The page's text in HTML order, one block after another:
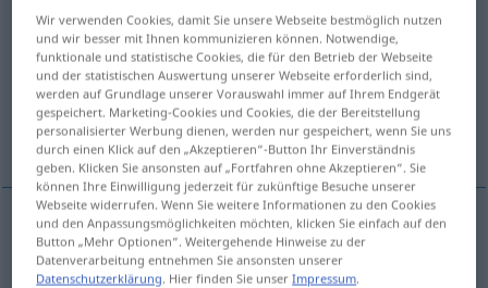
skalam
Übersicht aller Übersetzungen
(Für mehr Details die Übersetzung anklicken/antippen)
Tonleiter
Tonleiterf skala
Wir verwenden Cookies, damit Sie unsere Webseite bestmöglich nutzen
und wir besser mit Ihnen kommunizieren können. Notwendige,
funktionale und statistische Cookies, die für den Betrieb der Webseite
und der statistischen Auswertung unserer Webseite erforderlich sind,
werden auf Grundlage unserer Vorauswahl immer auf Ihrem Endgerät
gespeichert. Marketing-Cookies und Cookies, die der Bereitstellung
personalisierter Werbung dienen, werden nur gespeichert, wenn Sie uns
durch einen Klick auf den „Akzeptieren“-Button Ihr Einverständnis
geben. Klicken Sie ansonsten auf „Fortfahren ohne Akzeptieren“. Sie
können Ihre Einwilligung jederzeit für zukünftige Besuche unserer
Webseite widerrufen. Wenn Sie weitere Informationen zu den Cookies
und den Anpassungsmöglichkeiten möchten, klicken Sie einfach auf den
Button „Mehr Optionen“. Weitergehende Hinweise zu der
Datenverarbeitung entnehmen Sie ansonsten unserer
Datenschutzerklärung. Hier finden Sie unserImpressum.